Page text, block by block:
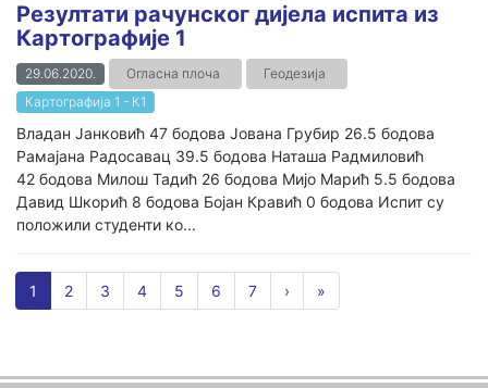
Резултати рачунског дијела испита из
Картографије 1
29.06.2020. Огласна плоча
Геодезија
Картографија 1 - К1
Владан Јанковић 47 бодова Јована Грубир 26.5 бодова
Рамајана Радосавац 39.5 бодова Наташа Радмиловић
42 бодова Милош Тадић 26 бодова Мијо Марић 5.5 бодова
Давид Шкорић 8 бодова Бојан Кравић 0 бодова Испит су
положили студенти ко...
1 2 3 4 5 6 7 › »